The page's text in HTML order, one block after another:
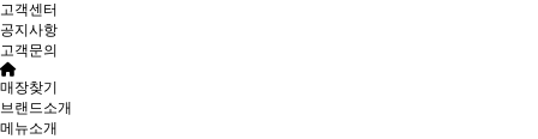
고객센터
공지사항
고객문의
매장찾기
브랜드소개
메뉴소개